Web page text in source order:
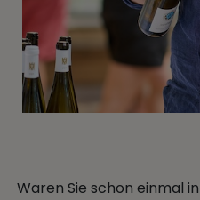
Waren Sie schon einmal